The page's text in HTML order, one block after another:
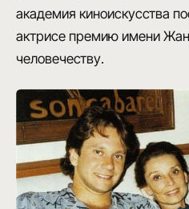
академия киноискусства
актрисе премию имени
человечеству.